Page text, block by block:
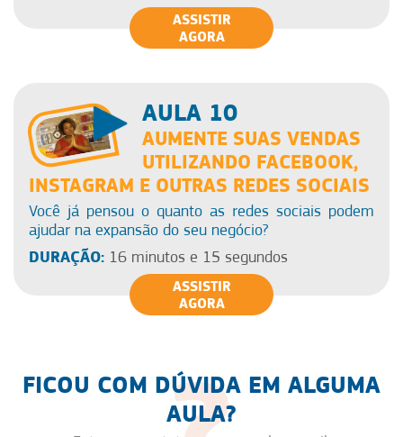
ASSISTIR
AGORA
AULA 10
AUMENTE SUAS VENDAS
UTILIZANDO FACEBOOK,
INSTAGRAM E OUTRAS REDES SOCIAIS
Você já pensou o quanto as redes sociais podem
ajudar na expansão do seu negócio?
DURAÇÃO:16 minutos e 15 segundos
ASSISTIR
AGORA
FICOU COM DÚVIDA EM ALGUMA
AULA?